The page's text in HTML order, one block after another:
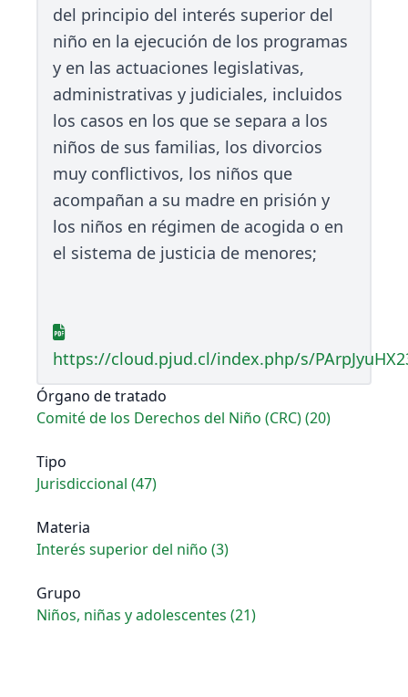
del principio del interés superior del
niño en la ejecución de los programas
y en las actuaciones legislativas,
administrativas y judiciales, incluidos
los casos en los que se separa a los
niños de sus familias, los divorcios
muy conflictivos, los niños que
acompañan a su madre en prisión y
los niños en régimen de acogida o en
el sistema de justicia de menores;
https://cloud.pjud.cl/index.php/s/
Órgano de tratado
Comité de los Derechos del Niño (CRC) (20)
Tipo
Jurisdiccional (47)
Materia
Interés superior del niño (3)
Grupo
Niños, niñas y adolescentes (21)